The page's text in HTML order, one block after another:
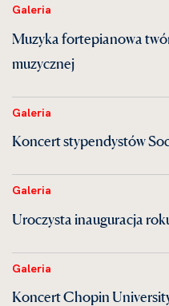
Galeria
Muzyka fortepianowa
muzycznej
Galeria
Koncert stypendystów
Galeria
Uroczysta inauguracja
Galeria
Koncert Chopin